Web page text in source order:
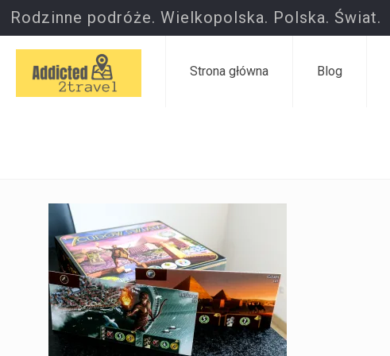
Rodzinne podróże. Wielkopolska. Polska. Świat.
Strona główna Blog